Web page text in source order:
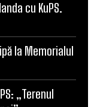
cu KuPS.
la Memorialul
„Terenul